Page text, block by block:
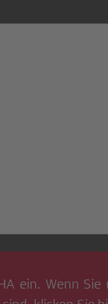
ein. Wenn Sie